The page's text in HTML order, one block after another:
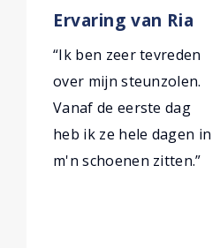
Ervaring van Ria
“Ik ben zeer tevreden
over mijn steunzolen.
Vanaf de eerste dag
heb ik ze hele dagen in
m'n schoenen zitten.”